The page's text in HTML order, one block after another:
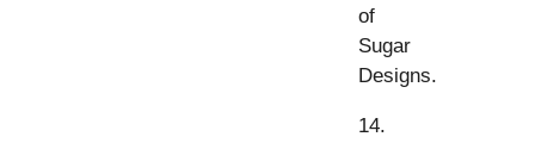
of
Sugar
Designs.
14.